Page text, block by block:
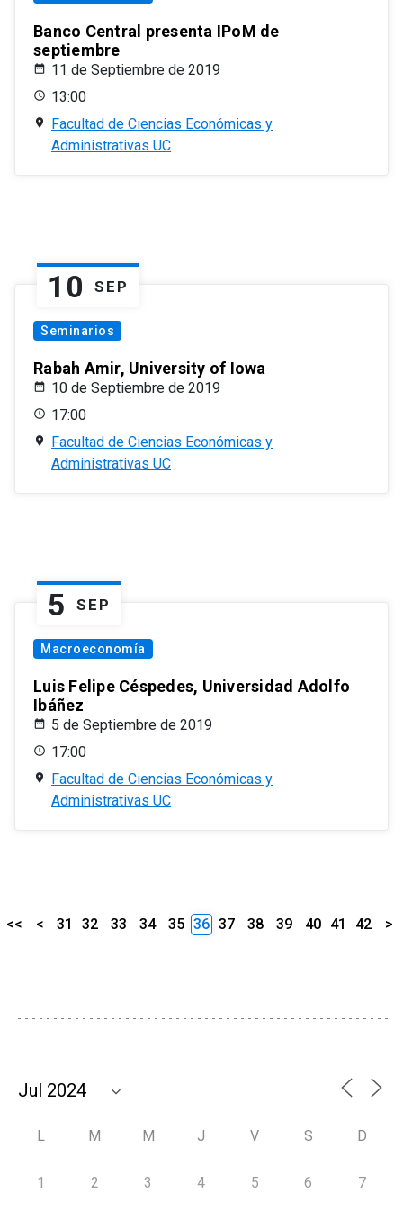
Banco Central presenta IPoM de
septiembre
11 de Septiembre de 2019
13:00
Facultad de Ciencias Económicas y
Administrativas UC
10 SEP
Seminarios
Rabah Amir, University of Iowa
10 de Septiembre de 2019
17:00
Facultad de Ciencias Económicas y
Administrativas UC
5 SEP
Macroeconomía
Luis Felipe Céspedes, Universidad Adolfo
Ibáñez
5 de Septiembre de 2019
17:00
Facultad de Ciencias Económicas y
Administrativas UC
<< < 31 32 33 34 35 36 37 38 39 40 41 42 >
L M M J V S D
1 2 3 4 5 6 7